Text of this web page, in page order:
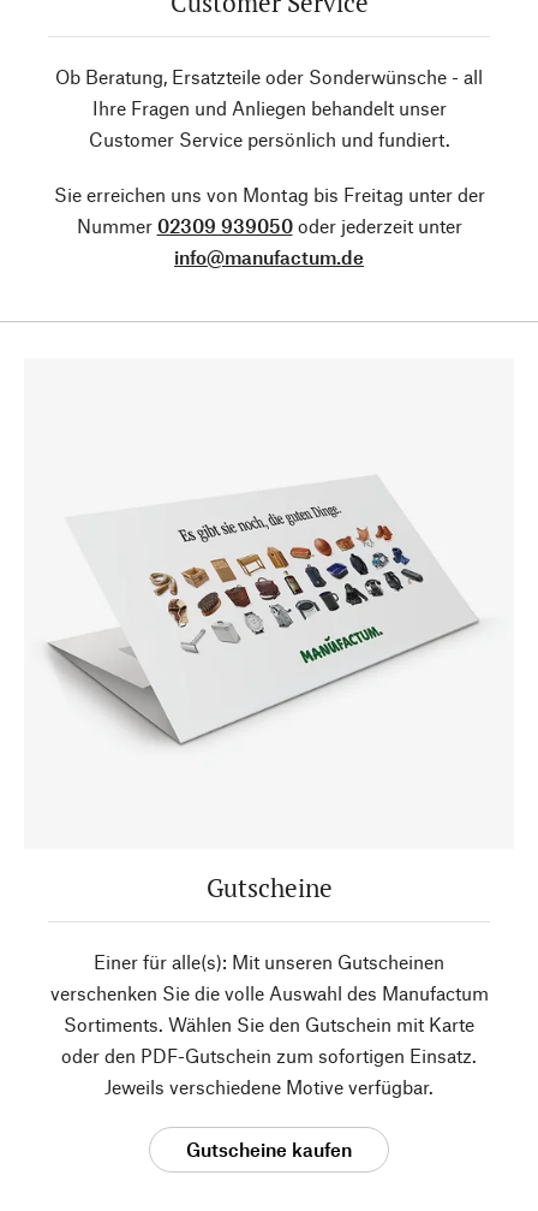
Ob Beratung, Ersatzteile oder Sonderwünsche - all
Ihre Fragen und Anliegen behandelt unser
Customer Service persönlich und fundiert.
Sie erreichen uns von Montag bis Freitag unter der
Nummer 02309 939050oder jederzeit unter
info@manufactum.de
Gutscheine
Einer für alle(s): Mit unseren Gutscheinen
verschenken Sie die volle Auswahl des Manufactum
Sortiments. Wählen Sie den Gutschein mit Karte
oder den PDF-Gutschein zum sofortigen Einsatz.
Jeweils verschiedene Motive verfügbar.
Gutscheine kaufen